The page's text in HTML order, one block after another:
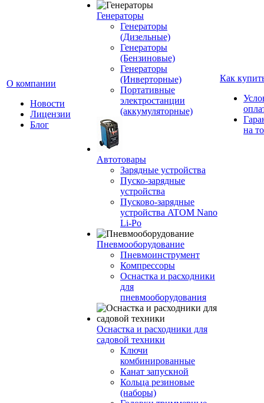
О компании
Новости
Лицензии
Блог
Генераторы
Генераторы
(Дизельные)
Генераторы
(Бензиновые)
Генераторы
(Инверторные)
Портативные
электростанции
(аккумуляторные)
Автотовары
Зарядные устройства
Пуско-зарядные
устройства
Пусково-зарядные
устройства ATOM Nano
Li-Po
Пневмооборудование
Пневмоинструмент
Компрессоры
Оснастка и расходники
для
пневмооборудования
Оснастка и расходники для
садовой техники
Ключи
комбинированные
Канат запускной
Кольца резиновые
(наборы)
Как
на